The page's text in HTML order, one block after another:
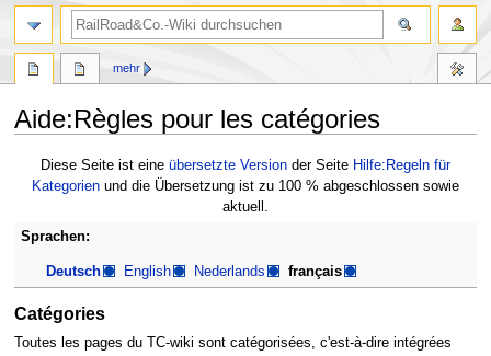
Aide:Règles pour les catégories
Navigation
Suche
Diese Seite ist eine übersetzte Version der Seite Hilfe:Regeln für
Kategorien und die Übersetzung ist zu 100 % abgeschlossen sowie
aktuell.
Sprachen:
Deutsch English Nederlands français
Catégories
Toutes les pages du TC-wiki sont catégorisées, c'est-à-dire intégrées
mehr
Suche